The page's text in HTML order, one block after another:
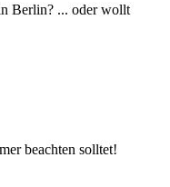
Berlin? ... oder wollt
beachten solltet!